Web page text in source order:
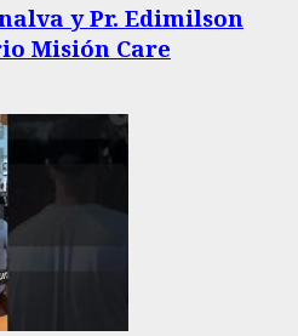
y Pr. Edimilson
Misión Care